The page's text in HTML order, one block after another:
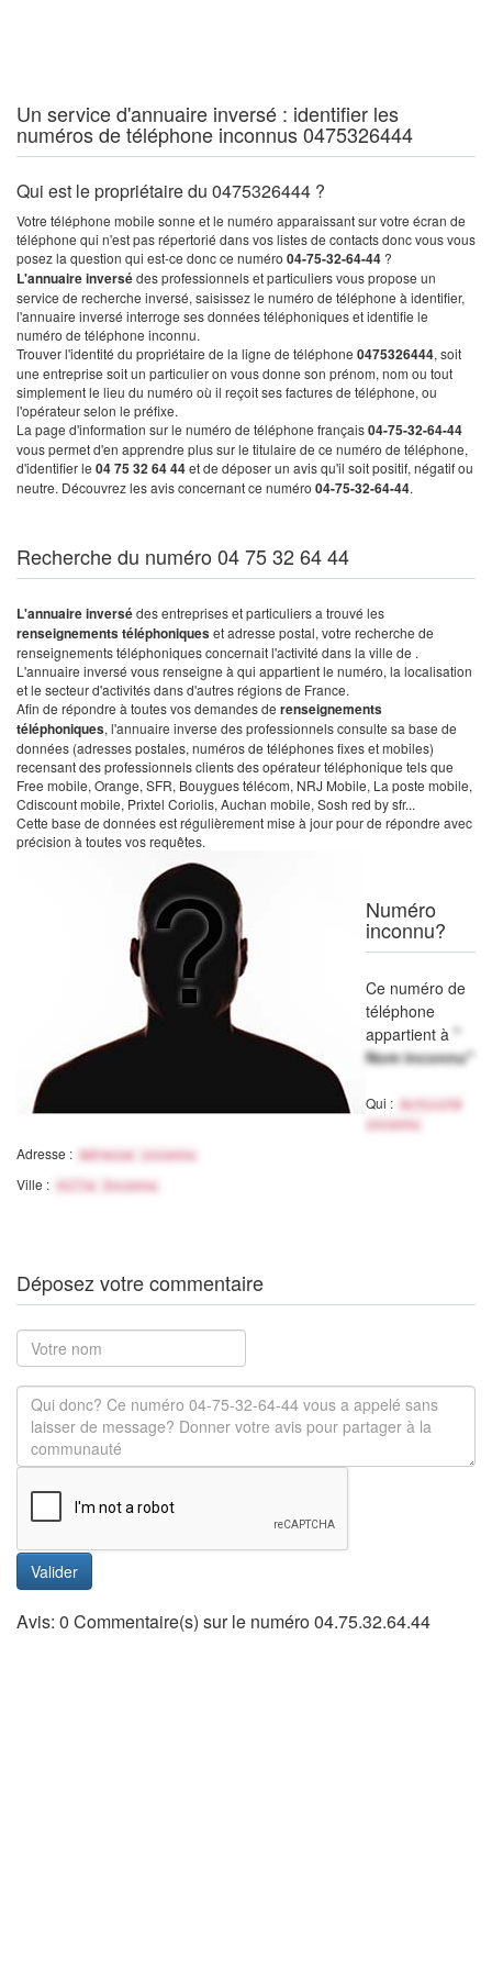
Un service d'annuaire inversé : identifier les
numéros de téléphone inconnus 0475326444
Qui est le propriétaire du 0475326444 ?
Votre téléphone mobile sonne et le numéro apparaissant sur votre écran de
téléphone qui n'est pas répertorié dans vos listes de contacts donc vous vous
posez la question qui est-ce donc ce numéro 04-75-32-64-44 ?
L'annuaire inversédes professionnels et particuliers vous propose un
service de recherche inversé, saisissez le numéro de téléphone à identifier,
l'annuaire inversé interroge ses données téléphoniques et identifie le
numéro de téléphone inconnu.
Trouver l'identité du propriétaire de la ligne de téléphone 0475326444, soit
une entreprise soit un particulier on vous donne son prénom, nom ou tout
simplement le lieu du numéro où il reçoit ses factures de téléphone, ou
l'opérateur selon le préfixe.
La page d'information sur le numéro de téléphone français04-75-32-64-44
vous permet d'en apprendre plus sur le titulaire de ce numéro de téléphone,
d'identifier le 04 75 32 64 44et de déposer un avis qu'il soit positif, négatif ou
neutre. Découvrez les avis concernant ce numéro 04-75-32-64-44.
Recherche du numéro 04 75 32 64 44
L'annuaire inversédes entreprises et particuliers a trouvé les
renseignements téléphoniqueset adresse postal, votre recherche de
renseignements téléphoniques concernait l'activité dans la ville de .
L'annuaire inversé vous renseigne à qui appartient le numéro, la localisation
et le secteur d'activités dans d'autres régions de France.
Afin de répondre à toutes vos demandes de renseignements
téléphoniques, l'annuaire inverse des professionnels consulte sa base de
données (adresses postales, numéros de téléphones fixes et mobiles)
recensant des professionnels clients des opérateur téléphonique tels que
Free mobile, Orange, SFR, Bouygues télécom, NRJ Mobile, La poste mobile,
Cdiscount mobile, Prixtel Coriolis, Auchan mobile, Sosh red by sfr...
Cette base de données est régulièrement mise à jour pour de répondre avec
précision à toutes vos requêtes.
Numéro
inconnu?
Ce numéro de
téléphone
appartient à "
Nom inconnu"
Qui :
Activité
inconnu
Adresse : Adresse inconnu
Ville : Ville Inconnu
Déposez votre commentaire
Valider
Avis: 0 Commentaire(s) sur le numéro 04.75.32.64.44